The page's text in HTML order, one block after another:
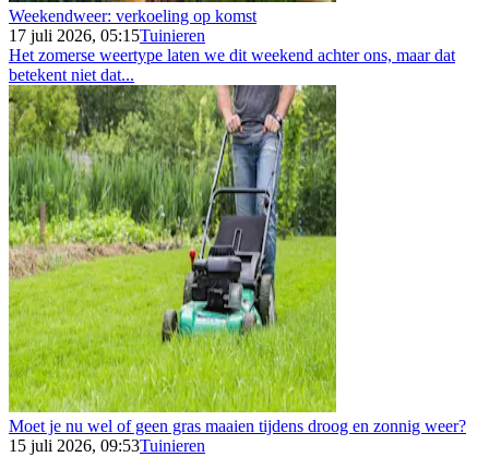
Weekendweer: verkoeling op komst
17 juli 2026, 05:15Tuinieren
Het zomerse weertype laten we dit weekend achter ons, maar dat
betekent niet dat...
Moet je nu wel of geen gras maaien tijdens droog en zonnig weer?
15 juli 2026, 09:53Tuinieren